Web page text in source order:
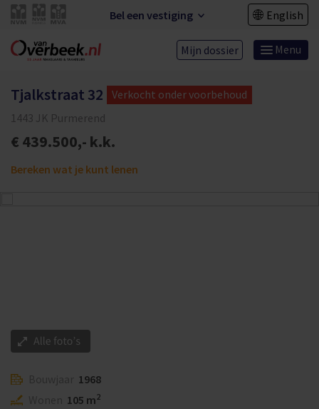
Bel een vestiging English
Mijn dossier Menu
Tjalkstraat 32
Verkocht onder voorbehoud
1443 JK Purmerend
€ 439.500,- k.k.
Bereken wat je kunt lenen
1968
105 m2